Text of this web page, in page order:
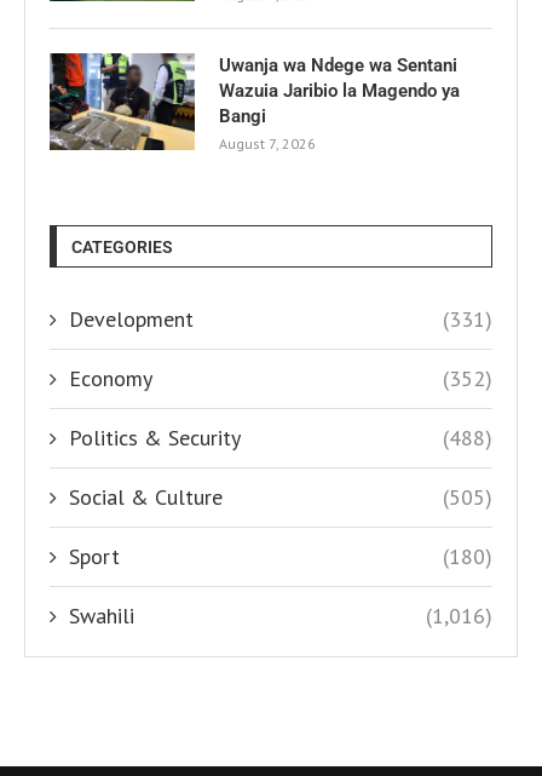
Uwanja wa Ndege wa Sentani
Wazuia Jaribio la Magendo ya
Bangi
August 7, 2026
CATEGORIES
Development (331)
Economy (352)
Politics & Security (488)
Social & Culture (505)
Sport (180)
Swahili (1,016)